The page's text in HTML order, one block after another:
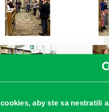
aby ste sa nestratili